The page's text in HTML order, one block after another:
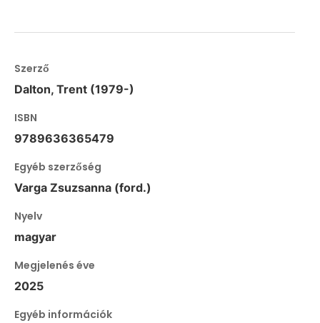
Szerző
Dalton, Trent (1979-)
ISBN
9789636365479
Egyéb szerzőség
Varga Zsuzsanna (ford.)
Nyelv
magyar
Megjelenés éve
2025
Egyéb információk